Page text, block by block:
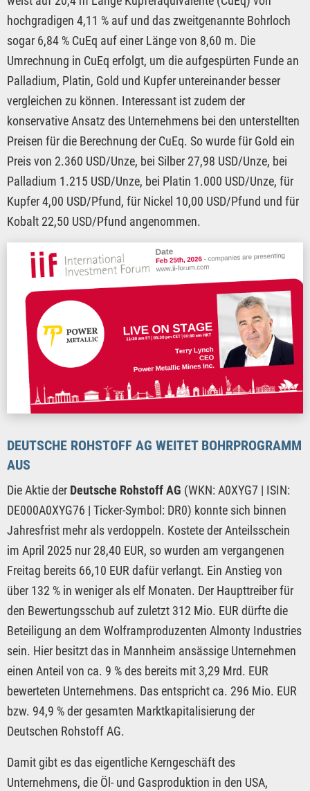
hochgradigen 4,11 % auf und das zweitgenannte Bohrloch
sogar 6,84 % CuEq auf einer Länge von 8,60 m. Die
Umrechnung in CuEq erfolgt, um die aufgespürten Funde an
Palladium, Platin, Gold und Kupfer untereinander besser
vergleichen zu können. Interessant ist zudem der
konservative Ansatz des Unternehmens bei den unterstellten
Preisen für die Berechnung der CuEq. So wurde für Gold ein
Preis von 2.360 USD/Unze, bei Silber 27,98 USD/Unze, bei
Palladium 1.215 USD/Unze, bei Platin 1.000 USD/Unze, für
Kupfer 4,00 USD/Pfund, für Nickel 10,00 USD/Pfund und für
Kobalt 22,50 USD/Pfund angenommen.
DEUTSCHE ROHSTOFF AG WEITET BOHRPROGRAMM
AUS
Die Aktie der Deutsche Rohstoff AG (WKN: A0XYG7 | ISIN:
DE000A0XYG76 | Ticker-Symbol: DR0) konnte sich binnen
Jahresfrist mehr als verdoppeln. Kostete der Anteilsschein
im April 2025 nur 28,40 EUR, so wurden am vergangenen
Freitag bereits 66,10 EUR dafür verlangt. Ein Anstieg von
über 132 % in weniger als elf Monaten. Der Haupttreiber für
den Bewertungsschub auf zuletzt 312 Mio. EUR dürfte die
Beteiligung an dem Wolframproduzenten Almonty Industries
sein. Hier besitzt das in Mannheim ansässige Unternehmen
einen Anteil von ca. 9 % des bereits mit 3,29 Mrd. EUR
bewerteten Unternehmens. Das entspricht ca. 296 Mio. EUR
bzw. 94,9 % der gesamten Marktkapitalisierung der
Deutschen Rohstoff AG.
Damit gibt es das eigentliche Kerngeschäft des
Unternehmens, die Öl- und Gasproduktion in den USA,